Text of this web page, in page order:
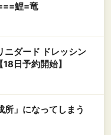
鯉=竜
ニダード ドレッシン
日予約開始】
所」になってしまう